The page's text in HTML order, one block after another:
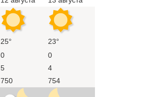
25°
23°
0
0
5
4
750 754